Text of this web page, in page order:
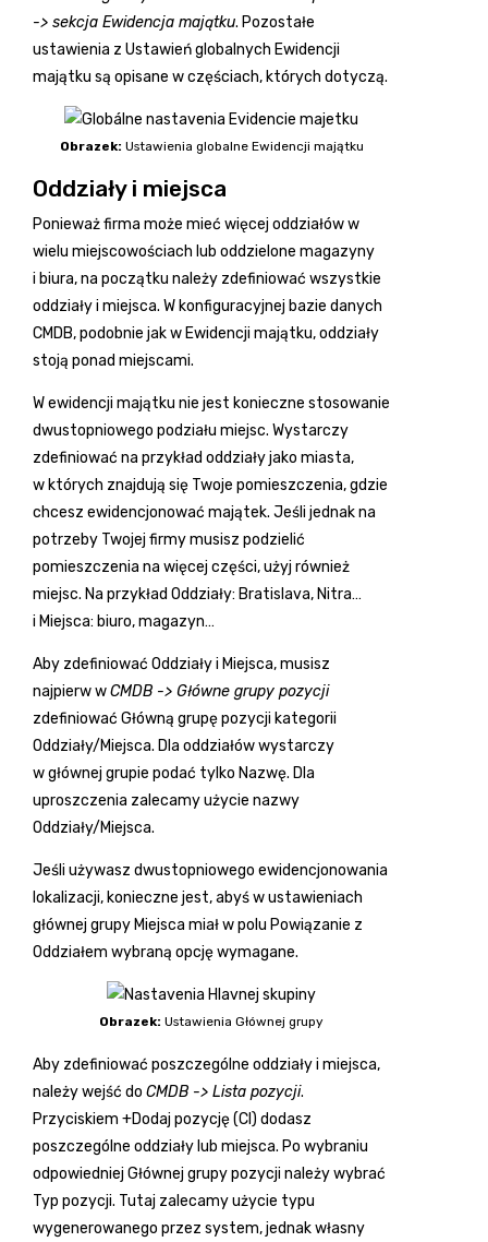
-> sekcja Ewidencja majątku. Pozostałe
ustawienia z Ustawień globalnych Ewidencji
majątku są opisane w częściach, których dotyczą.
Obrazek: Ustawienia globalne Ewidencji majątku
Oddziały i miejsca
Ponieważ firma może mieć więcej oddziałów w
wielu miejscowościach lub oddzielone magazyny
i biura, na początku należy zdefiniować wszystkie
oddziały i miejsca. W konfiguracyjnej bazie danych
CMDB, podobnie jak w Ewidencji majątku, oddziały
stoją ponad miejscami.
W ewidencji majątku nie jest konieczne stosowanie
dwustopniowego podziału miejsc. Wystarczy
zdefiniować na przykład oddziały jako miasta,
w których znajdują się Twoje pomieszczenia, gdzie
chcesz ewidencjonować majątek. Jeśli jednak na
potrzeby Twojej firmy musisz podzielić
pomieszczenia na więcej części, użyj również
miejsc. Na przykład Oddziały: Bratislava, Nitra…
i Miejsca: biuro, magazyn…
Aby zdefiniować Oddziały i Miejsca, musisz
najpierw wCMDB -> Główne grupy pozycji
zdefiniować Główną grupę pozycji kategorii
Oddziały/Miejsca. Dla oddziałów wystarczy
w głównej grupie podać tylko Nazwę. Dla
uproszczenia zalecamy użycie nazwy
Oddziały/Miejsca.
Jeśli używasz dwustopniowego ewidencjonowania
lokalizacji, konieczne jest, abyś w ustawieniach
głównej grupy Miejsca miał w polu Powiązanie z
Oddziałem wybraną opcję wymagane.
Obrazek: Ustawienia Głównej grupy
Aby zdefiniować poszczególne oddziały i miejsca,
należy wejść do CMDB -> Lista pozycji.
Przyciskiem +Dodaj pozycję (CI) dodasz
poszczególne oddziały lub miejsca. Po wybraniu
odpowiedniej Głównej grupy pozycji należy wybrać
Typ pozycji. Tutaj zalecamy użycie typu
wygenerowanego przez system, jednak własny